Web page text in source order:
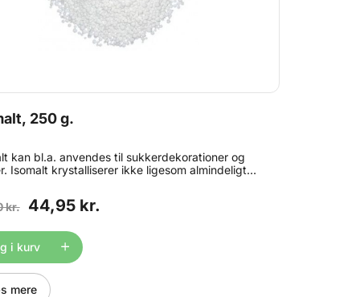
250 g.
kan bl.a. anvendes til sukkerdekorationer og
Isomalt krystalliserer ikke ligesom almindeligt
hvid sukker, men bliver gennemsigtig
°C Isomalt indeholder ikke sukker. Pakken
250 g. isomalt.
kr. 44,95 kr.
i kurv
mere